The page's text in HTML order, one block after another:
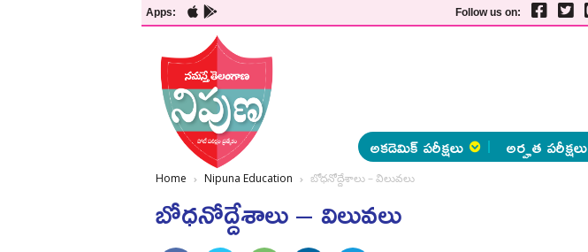
Apps: Follow us on:
అకడెమిక్ పరీక్షలు అర్హత పరీక్షలు
Home Nipuna Education బోధనోద్దేశాలు – విలువలు
బోధనోద్దేశాలు – విలువలు